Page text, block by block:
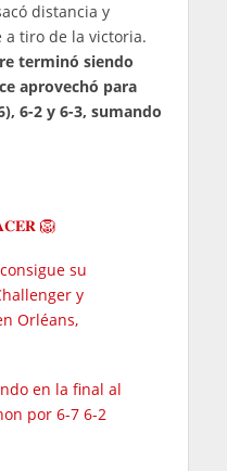
distancia y
a tiro de la victoria.
terminó siendo
aprovechó para
6-2 y 6-3, sumando
🦁
su
y
Orléans,
en la final al
por 6-7 6-2